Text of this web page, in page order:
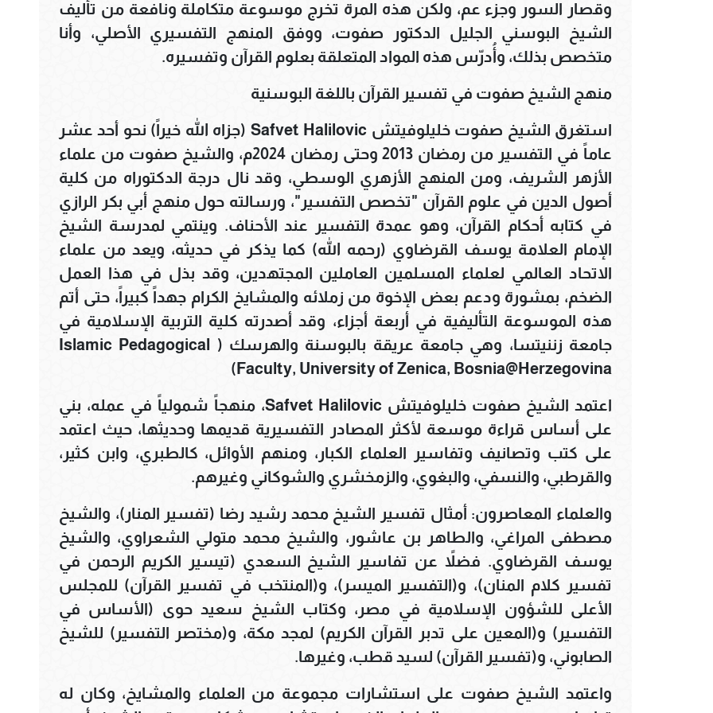
وقصار السور وجزء عم، ولكن هذه المرة تخرج موسوعة متكاملة ونافعة من تأليف
الشيخ البوسني الجليل الدكتور صفوت، ووفق المنهج التفسيري الأصلي، وأنا
متخصص بذلك، وأُدرّس هذه المواد المتعلقة بعلوم القرآن وتفسيره.
منهج الشيخ صفوت في تفسير القرآن باللغة البوسنية
استغرق الشيخ صفوت خليلوفيتش Safvet Halilovic (جزاه الله خيراً) نحو أحد عشر
عاماً في التفسير من رمضان 2013 وحتى رمضان 2024م، والشيخ صفوت من علماء
الأزهر الشريف، ومن المنهج الأزهري الوسطي، وقد نال درجة الدكتوراه من كلية
أصول الدين في علوم القرآن "تخصص التفسير"، ورسالته حول منهج أبي بكر الرازي
في كتابه أحكام القرآن، وهو عمدة التفسير عند الأحناف. وينتمي لمدرسة الشيخ
الإمام العلامة يوسف القرضاوي (رحمه الله) كما يذكر في حديثه، ويعد من علماء
الاتحاد العالمي لعلماء المسلمين العاملين المجتهدين، وقد بذل في هذا العمل
الضخم، بمشورة ودعم بعض الإخوة من زملائه والمشايخ الكرام جهداً كبيراً، حتى أتم
هذه الموسوعة التأليفية في أربعة أجزاء، وقد أصدرته كلية التربية الإسلامية في
جامعة زننيتسا، وهي جامعة عريقة بالبوسنة والهرسك ( Islamic Pedagogical
Faculty, University of Zenica, Bosnia@Herzegovina)
اعتمد الشيخ صفوت خليلوفيتش Safvet Halilovic، منهجاً شمولياً في عمله، بني
على أساس قراءة موسعة لأكثر المصادر التفسيرية قديمها وحديثها، حيث اعتمد
على كتب وتصانيف وتفاسير العلماء الكبار، ومنهم الأوائل، كالطبري، وابن كثير،
والقرطبي، والنسفي، والبغوي، والزمخشري والشوكاني وغيرهم.
والعلماء المعاصرون: أمثال تفسير الشيخ محمد رشيد رضا (تفسير المنار)، والشيخ
مصطفى المراغي، والطاهر بن عاشور، والشيخ محمد متولي الشعراوي، والشيخ
يوسف القرضاوي. فضلاً عن تفاسير الشيخ السعدي (تيسير الكريم الرحمن في
تفسير كلام المنان)، و(التفسير الميسر)، و(المنتخب في تفسير القرآن) للمجلس
الأعلى للشؤون الإسلامية في مصر، وكتاب الشيخ سعيد حوى (الأساس في
التفسير) و(المعين على تدبر القرآن الكريم) لمجد مكة، و(مختصر التفسير) للشيخ
الصابوني، و(تفسير القرآن) لسيد قطب، وغيرها.
واعتمد الشيخ صفوت على استشارات مجموعة من العلماء والمشايخ، وكان له